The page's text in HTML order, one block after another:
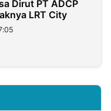
Dirut PT ADCP
LRT City